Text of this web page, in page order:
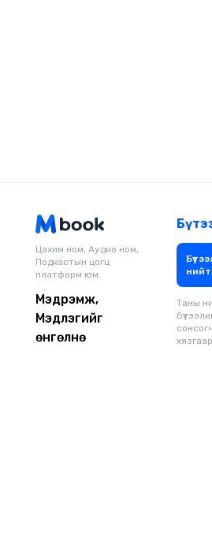
Цахим ном, Аудио ном,
Подкастын цогц
платформ юм.
Мэдрэмж,
Мэдлэгийг
өнгөлнө
Таны